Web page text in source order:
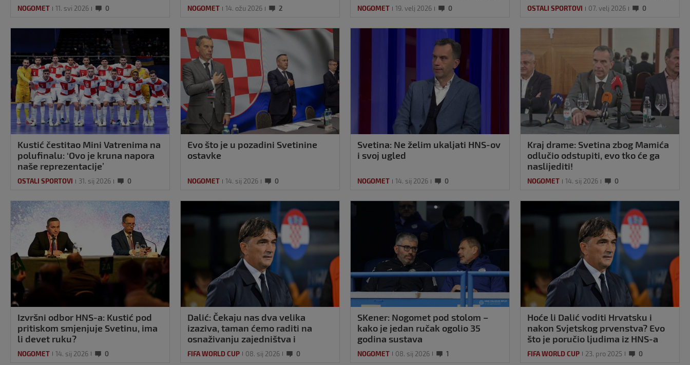
NOGOMET 11. svi 2026 0 NOGOMET 14. ožu 2026 2 NOGOMET 19. velj 2026 0 OSTALI SPORTOVI 07. velj 2026 0
Kustić čestitao Mini Vatrenima na
polufinalu: ‘Ovo je kruna napora
naše reprezentacije’
OSTALI SPORTOVI 31. sij 2026 0
Evo što je u pozadini Svetinine
ostavke
NOGOMET 14. sij 2026 0
Svetina: Ne želim ukaljati HNS-ov
i svoj ugled
NOGOMET 14. sij 2026 0
Kraj drame: Svetina zbog Mamića
odlučio odstupiti, evo tko će ga
naslijediti!
NOGOMET 14. sij 2026 0
Izvršni odbor HNS-a: Kustić pod
pritiskom smjenjuje Svetinu, ima
li devet ruku?
NOGOMET 14. sij 2026 0
Dalić: Čekaju nas dva velika
izaziva, taman ćemo raditi na
osnaživanju zajedništva i
atmosfere
FIFA WORLD CUP 08. sij 2026 0
SKener: Nogomet pod stolom –
kako je jedan ručak ogolio 35
godina sustava
NOGOMET 08. sij 2026 1
Hoće li Dalić voditi Hrvatsku i
nakon Svjetskog prvenstva? Evo
što je poručio ljudima iz HNS-a
FIFA WORLD CUP 23. pro 2025 0